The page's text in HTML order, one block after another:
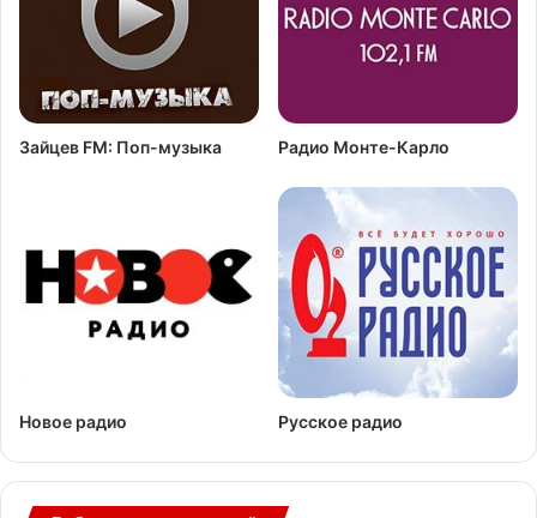
Зайцев FM: Поп-музыка Радио Монте-Карло
Новое радио Русское радио